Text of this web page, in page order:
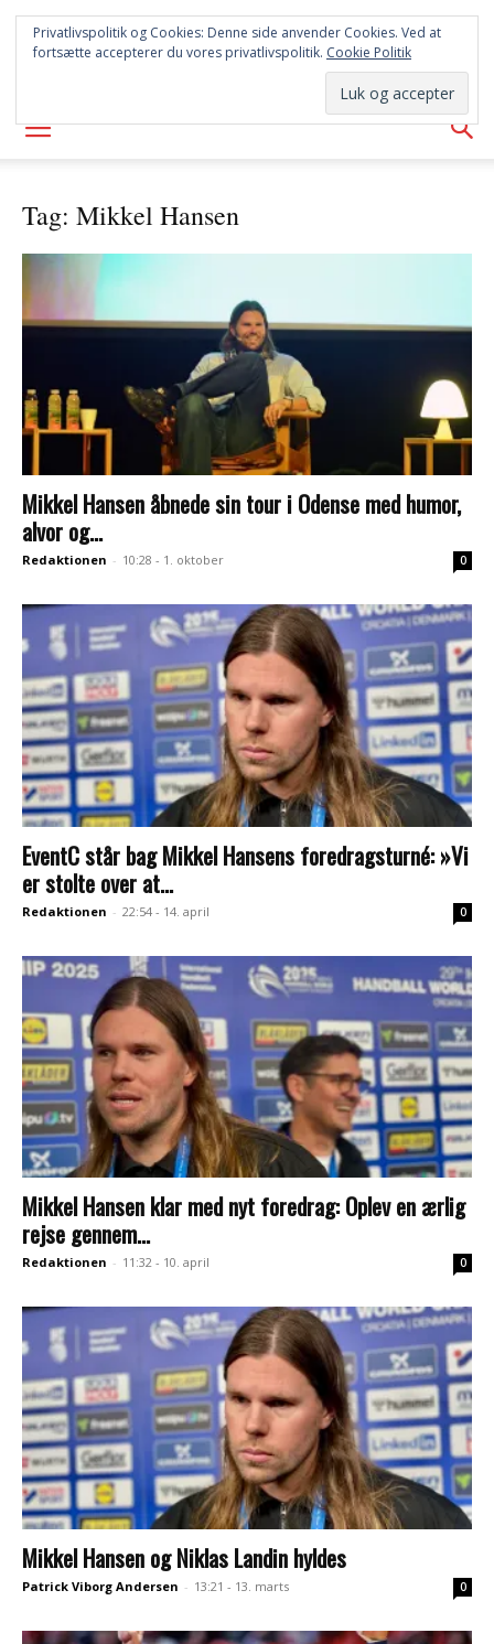
SYD
AVISEN
Tag: Mikkel Hansen
Mikkel Hansen åbnede sin tour i Odense med humor,
alvor og...
Redaktionen - 10:28 - 1. oktober 0
EventC står bag Mikkel Hansens foredragsturné: »Vi
er stolte over at...
Redaktionen - 22:54 - 14. april 0
Mikkel Hansen klar med nyt foredrag: Oplev en ærlig
rejse gennem...
Redaktionen - 11:32 - 10. april 0
Mikkel Hansen og Niklas Landin hyldes
Patrick Viborg Andersen - 13:21 - 13. marts 0
Privatlivspolitik og Cookies: Denne side anvender Cookies. Ved at
fortsætte accepterer du vores privatlivspolitik. Cookie Politik